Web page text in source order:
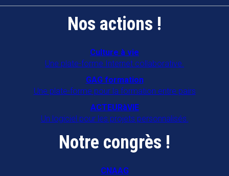
Nos actions !
Culture à vie
Une plate-forme Internet collaborative.
GAG formation
Une plate-forme pour la formation entre pairs
ACTEURàVIE
Un logiciel pour les projets personnalisés.
Notre congrès !
CNAAG